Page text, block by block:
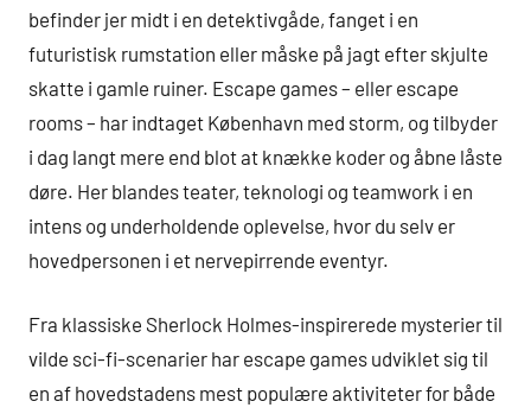
befinder jer midt i en detektivgåde, fanget i en
futuristisk rumstation eller måske på jagt efter skjulte
skatte i gamle ruiner. Escape games – eller escape
rooms – har indtaget København med storm, og tilbyder
i dag langt mere end blot at knække koder og åbne låste
døre. Her blandes teater, teknologi og teamwork i en
intens og underholdende oplevelse, hvor du selv er
hovedpersonen i et nervepirrende eventyr.
Fra klassiske Sherlock Holmes-inspirerede mysterier til
vilde sci-fi-scenarier har escape games udviklet sig til
en af hovedstadens mest populære aktiviteter for både